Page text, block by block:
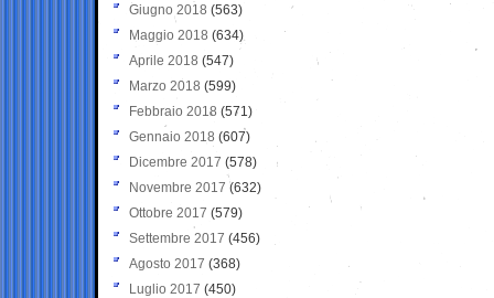
Giugno 2018 (563)
Maggio 2018 (634)
Aprile 2018 (547)
Marzo 2018 (599)
Febbraio 2018 (571)
Gennaio 2018 (607)
Dicembre 2017 (578)
Novembre 2017 (632)
Ottobre 2017 (579)
Settembre 2017 (456)
Agosto 2017 (368)
Luglio 2017 (450)